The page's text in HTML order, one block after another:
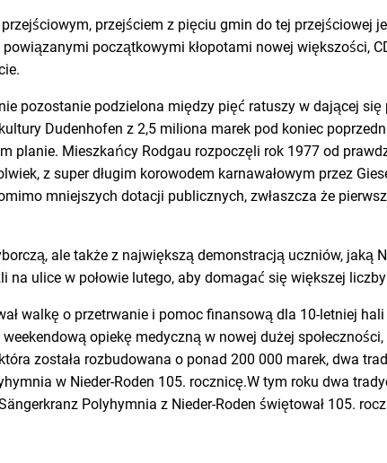
przejściem z pięciu gmin do tej przejściowej
początkowymi kłopotami nowej większości,
pozostanie podzielona między pięć ratuszy w dającej się
Dudenhofen z 2,5 miliona marek pod koniec
planie. Mieszkańcy Rodgau rozpoczęli rok 1977 od
z super długim korowodem karnawałowym przez
mniejszych dotacji publicznych, zwłaszcza że
ale także z największą demonstracją uczniów, jaką
na ulice w połowie lutego, aby domagać się większej
walkę o przetrwanie i pomoc finansową dla 10-letniej
opiekę medyczną w nowej dużej
została rozbudowana o ponad 200 000 marek, dwa
w Nieder-Roden 105. rocznicę.W tym roku dwa
Polyhymnia z Nieder-Roden świętował 105.